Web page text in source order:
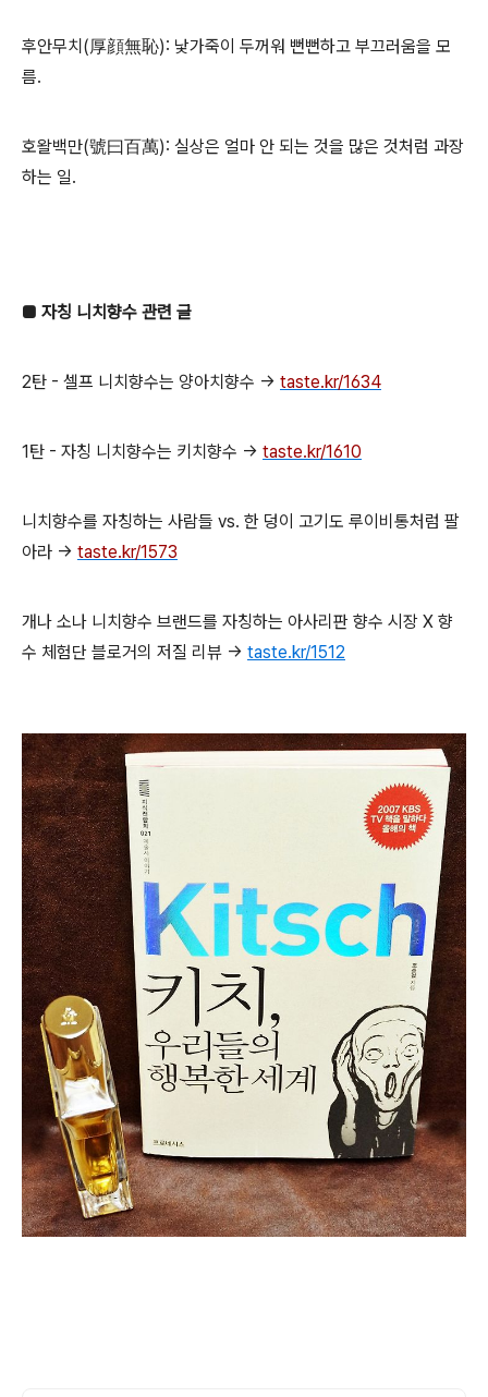
후안무치(厚顔無恥): 낯가죽이 두꺼워 뻔뻔하고 부끄러움을 모
름.
호왈백만(號曰百萬): 실상은 얼마 안 되는 것을 많은 것처럼 과장
하는 일.
■ 자칭 니치향수 관련 글
2탄 - 셀프 니치향수는 양아치향수 → taste.kr/1634
1탄 - 자칭 니치향수는 키치향수 → taste.kr/1610
니치향수를 자칭하는 사람들 vs. 한 덩이 고기도 루이비통처럼 팔
아라 → taste.kr/1573
개나 소나 니치향수 브랜드를 자칭하는 아사리판 향수 시장 X 향
수 체험단 블로거의 저질 리뷰 → taste.kr/1512